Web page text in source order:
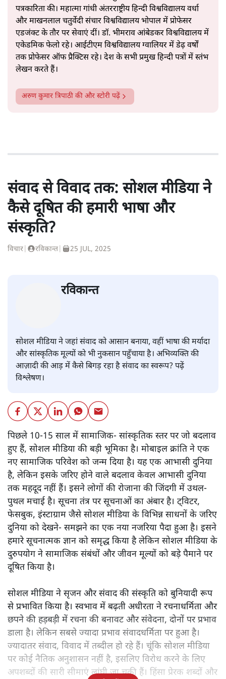
पत्रकारिता की। महात्मा गांधी अंतरराष्ट्रीय हिन्दी विश्वविद्यालय वर्धा
और माखनलाल चतुर्वेदी संचार विश्वविद्यालय भोपाल में प्रोफेसर
एडजंक्ट के तौर पर सेवाएं दीं। डॉ. भीमराव आंबेडकर विश्वविद्यालय में
एकेडमिक फेलो रहे। आईटीएम विश्वविद्यालय ग्वालियर में डेढ़ वर्षों
तक प्रोफेसर ऑफ प्रैक्टिस रहे। देश के सभी प्रमुख हिन्दी पत्रों में स्तंभ
लेखन करते हैं।
अरुण कुमार त्रिपाठी की और स्टोरी पढ़ें
संवाद से विवाद तक: सोशल मीडिया ने
कैसे दूषित की हमारी भाषा और
संस्कृति?
विचार रविकान्त 25 JUL, 2025
रविकान्त
सोशल मीडिया ने जहां संवाद को आसान बनाया, वहीं भाषा की मर्यादा
और सांस्कृतिक मूल्यों को भी नुकसान पहुँचाया है। अभिव्यक्ति की
आज़ादी की आड़ में कैसे बिगड़ रहा है संवाद का स्वरूप? पढ़ें
विश्लेषण।
पिछले 10-15 साल में सामाजिक- सांस्कृतिक स्तर पर जो बदलाव
हुए हैं, सोशल मीडिया की बड़ी भूमिका है। मोबाइल क्रांति ने एक
है, लेकिन इसके जरिए होने वाले बदलाव केवल आभासी दुनिया
तक महदूद नहीं हैं। इसने लोगों की रोजाना की जिंदगी में उथल-
पुथल मचाई है। सूचना तंत्र पर सूचनाओं का अंबार है। ट्विटर,
फेसबुक, इंस्टाग्राम जैसे सोशल मीडिया के विभिन्न साधनों के जरिए
दुनिया को देखने- समझने का एक नया नजरिया पैदा हुआ है। इसने
हमारे सूचनात्मक ज्ञान को समृद्ध किया है लेकिन सोशल मीडिया के
दुरुपयोग ने सामाजिक संबंधों और जीवन मूल्यों को बड़े पैमाने पर